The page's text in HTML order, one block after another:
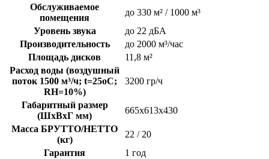
Обслуживаемое
помещения
до 330 м² / 1000 м³
Уровень звука
до 22 дБА
Производительность
до 2000 м³/час
Площадь дисков
11,8 м²
Расход воды (воздушный
поток 1500 м³/ч; t=25oC;
RH=10%)
3200 гр/ч
Габаритный размер
(ШхВхГ мм)
665х613х430
Масса БРУТТО/НЕТТО
(кг)
22 / 20
Гарантия
1 год